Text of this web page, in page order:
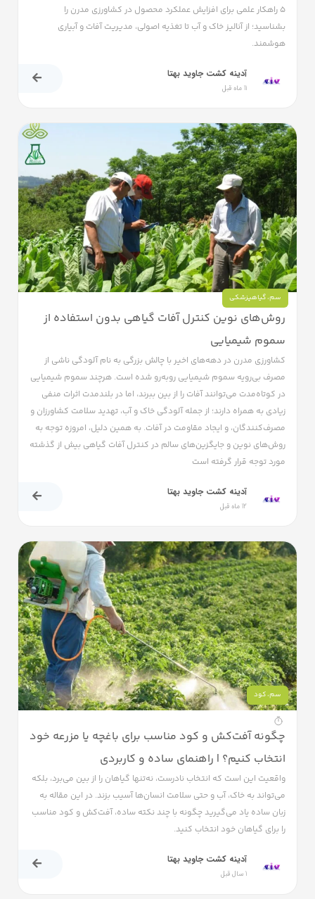
۵ راهکار علمی برای افزایش عملکرد محصول در کشاورزی مدرن را
بشناسید؛ از آنالیز خاک و آب تا تغذیه اصولی، مدیریت آفات و آبیاری
هوشمند.
آدینه کشت جاوید بهتا
11 ماه قبل
سم،گیاهپزشکی
روش‌های نوین کنترل آفات گیاهی بدون استفاده از
سموم شیمیایی
کشاورزی مدرن در دهه‌های اخیر با چالش بزرگی به نام آلودگی ناشی از
مصرف بی‌رویه سموم شیمیایی روبه‌رو شده است. هرچند سموم شیمیایی
در کوتاه‌مدت می‌توانند آفات را از بین ببرند، اما در بلندمدت اثرات منفی
زیادی به همراه دارند؛ از جمله آلودگی خاک و آب، تهدید سلامت کشاورزان و
مصرف‌کنندگان، و ایجاد مقاومت در آفات. به همین دلیل، امروزه توجه به
روش‌های نوین و جایگزین‌های سالم در کنترل آفات گیاهی بیش از گذشته
مورد توجه قرار گرفته است
آدینه کشت جاوید بهتا
12 ماه قبل
سم،کود
چگونه آفت‌کش و کود مناسب برای باغچه یا مزرعه خود
انتخاب کنیم؟ | راهنمای ساده و کاربردی
واقعیت این است که انتخاب نادرست، نه‌تنها گیاهان را از بین می‌برد، بلکه
می‌تواند به خاک، آب و حتی سلامت انسان‌ها آسیب بزند. در این مقاله به
زبان ساده یاد می‌گیرید چگونه با چند نکته ساده، آفت‌کش و کود مناسب
را برای گیاهان خود انتخاب کنید.
آدینه کشت جاوید بهتا
1 سال قبل